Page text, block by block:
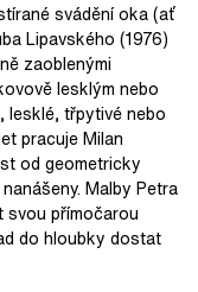
svádění oka (ať
Lipavského (1976)
zaoblenými
lesklým nebo
lesklé, třpytivé nebo
pracuje Milan
od geometricky
Malby Petra
přímočarou
do hloubky dostat